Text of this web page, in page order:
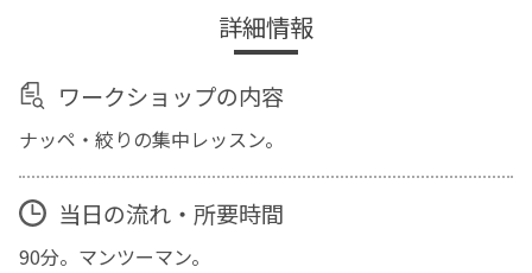
詳細情報
ワークショップの内容
ナッペ・絞りの集中レッスン。
当日の流れ・所要時間
90分。マンツーマン。